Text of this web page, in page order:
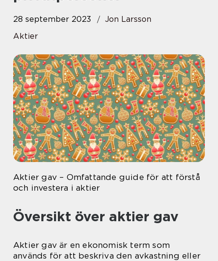
28 september 2023
Jon Larsson
Aktier
Aktier gav – Omfattande guide för att förstå
och investera i aktier
Översikt över aktier gav
Aktier gav är en ekonomisk term som
används för att beskriva den avkastning eller